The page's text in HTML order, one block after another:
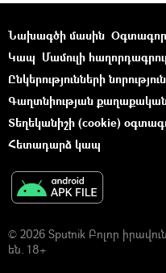
Նախագծի մասին
Կապ Մամուլի
Ընկերությունների
Գաղտնիության
Տեղեկանիշի (cookie)
Հետադարձ կապ
© 2026 Sputnik Բոլոր
են. 18+